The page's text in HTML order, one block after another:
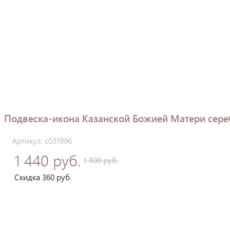
Подвеска-икона Казанской Божией Матери
Артикул: с031996
1 440 руб. 1 800 руб.
Скидка 360 руб.